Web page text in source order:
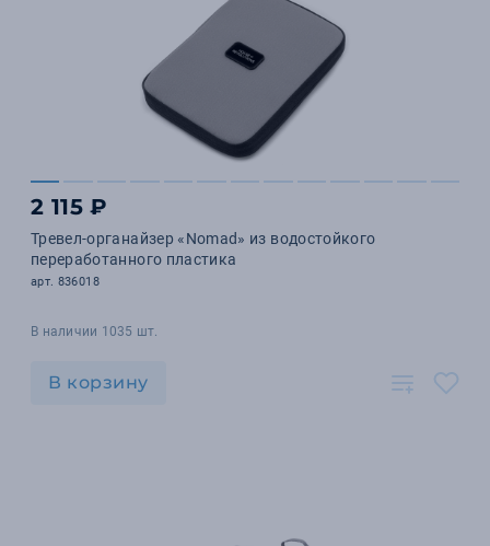
2 115 ₽
Тревел-органайзер «Nomad» из водостойкого
переработанного пластика
арт. 836018
В наличии 1035 шт.
В корзину